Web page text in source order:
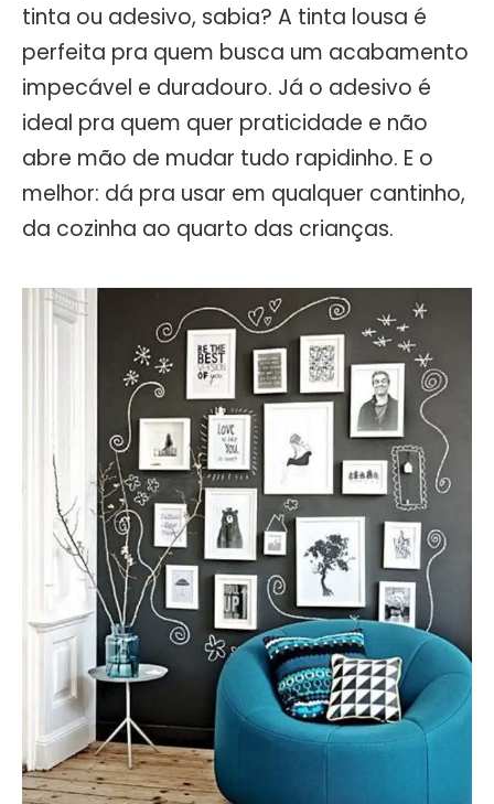
tinta ou adesivo, sabia? A tinta lousa é
perfeita pra quem busca um acabamento
impecável e duradouro. Já o adesivo é
ideal pra quem quer praticidade e não
abre mão de mudar tudo rapidinho. E o
melhor: dá pra usar em qualquer cantinho,
da cozinha ao quarto das crianças.